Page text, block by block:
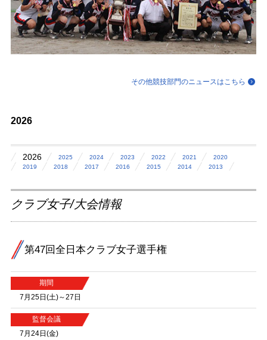
その他競技部門のニュースはこちら
2026
2026 2025 2024 2023 2022 2021
2020
2019
2018 2017 2016 2015 2014 2013
クラブ女子/大会情報
第47回全日本クラブ女子選手権
期間
7月25日(土)～27日
監督会議
7月24日(金)